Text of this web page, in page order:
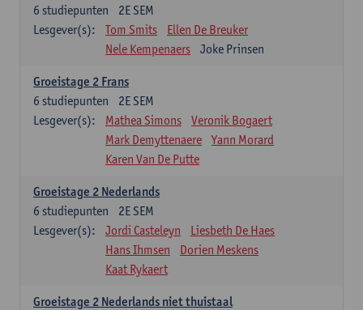
2E SEM
6 studiepunten
Lesgever(s):
Tom Smits
Ellen De Breuker
Nele Kempenaers
Joke Prinsen
Groeistage 2 Frans
2E SEM
6 studiepunten
Lesgever(s):
Mathea Simons
Veronik Bogaert
Mark Demyttenaere
Yann Morard
Karen Van De Putte
Groeistage 2 Nederlands
2E SEM
6 studiepunten
Lesgever(s):
Jordi Casteleyn
Liesbeth De Haes
Hans Ihmsen
Dorien Meskens
Kaat Rykaert
Groeistage 2 Nederlands niet thuistaal